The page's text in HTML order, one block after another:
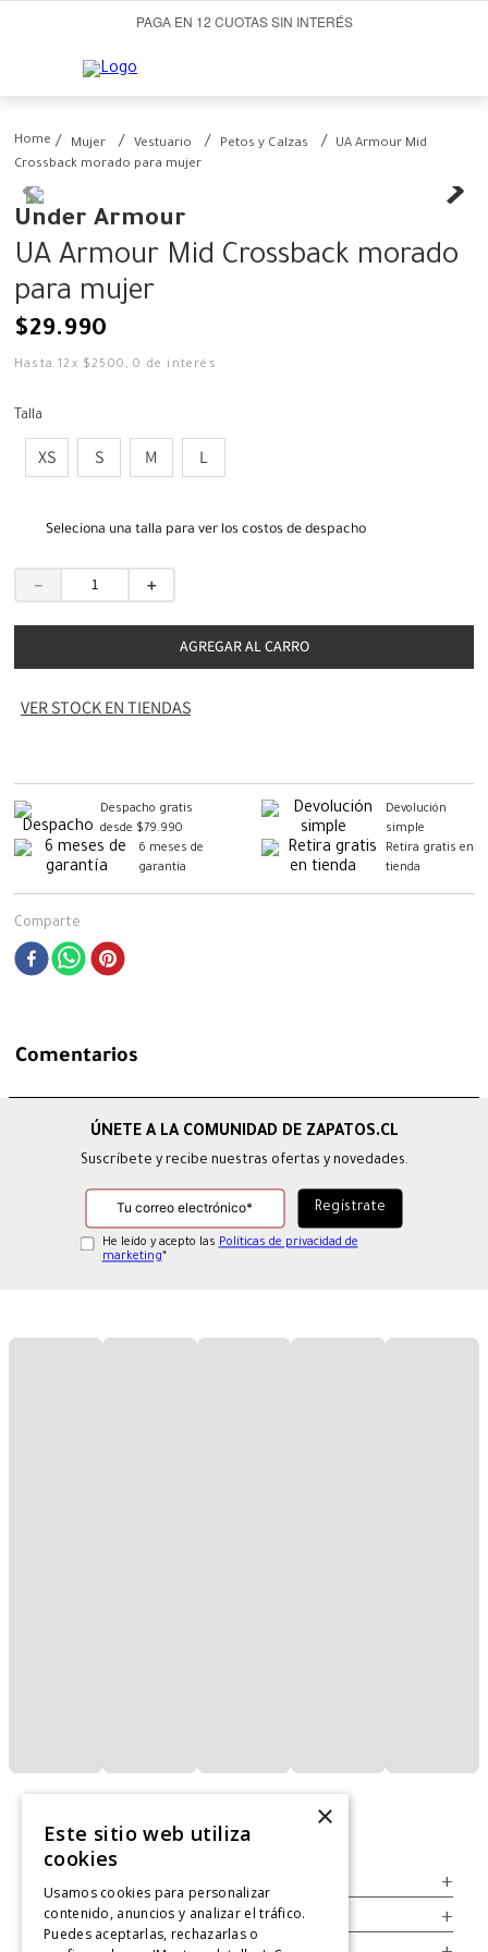
PAGA EN 12 CUOTAS SIN INTERÉS
Mujer Vestuario Petos y Calzas
UA Armour Mid
Crossback morado para mujer
Under Armour
UA Armour Mid Crossback morado
para mujer
$29.990
Hasta12 x $2500 ,0 de interés
Talla
XS S M L
Seleciona una talla para ver los costos de despacho
＋
－
AGREGAR AL CARRO
VER STOCK EN TIENDAS
Despacho gratis
desde $79.990
Devolución
simple
6 meses de
garantía
Retira gratis en
tienda
Comparte
Comentarios
Suscríbete y recibe nuestras ofertas y novedades.
He leído y acepto las Políticas de privacidad de
marketing*
+
Legal +
×
Este sitio web utiliza
cookies
Usamos cookies para personalizar
contenido, anuncios y analizar el tráfico.
Puedes aceptarlas, rechazarlas o